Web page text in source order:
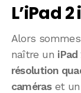
L’iPad
Alors
naître un iPad
résolution
caméraset un